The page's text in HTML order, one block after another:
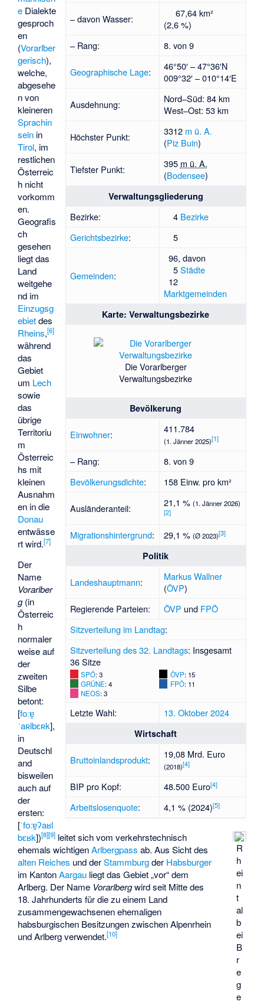
– davon Wasser:
67,64 km²
(2,6 %)
– Rang:
8. von 9
Geographische Lage:
46°50′ – 47°36′N
009°32′ – 010°14′E
Ausdehnung:
Nord–Süd: 84 km
West–Ost: 53 km
Höchster Punkt: 3312 m ü. A.
(Piz Buin)
Tiefster Punkt: 395 m ü. A.
(Bodensee)
Verwaltungsgliederung
Bezirke: 4 Bezirke
Gerichtsbezirke: 5
Gemeinden:
96, davon
5Städte
12
Marktgemeinden
Karte: Verwaltungsbezirke
Die Vorarlberger
Verwaltungsbezirke
Bevölkerung
Einwohner: 411.784
(1. Jänner 2025)[1]
– Rang:
8. von 9
Bevölkerungsdichte: 158 Einw. pro km²
Ausländeranteil: 21,1 % (1. Jänner 2026)
[2]
Migrationshintergrund: 29,1 % (Ø 2023)[3]
Politik
Landeshauptmann:
Markus Wallner
(ÖVP)
Regierende Parteien:
ÖVP und FPÖ
Sitzverteilung im Landtag:
Sitzverteilung des 32. Landtags: Insgesamt
36 Sitze
SPÖ: 3
GRÜNE: 4
NEOS: 3
ÖVP: 15
FPÖ: 11
Letzte Wahl: 13. Oktober 2024
Wirtschaft
Bruttoinlandsprodukt: 19,08 Mrd. Euro
(2018)[4]
BIP pro Kopf: 48.500 Euro[4]
Arbeitslosenquote: 4,1 % (2024)[5]
R
h
ei
n
t
al
b
ei
B
r
e
g
e
e Dialekte
gesproch
en
(Vorarlber
gerisch),
welche,
abgesehe
n von
kleineren
Sprachin
seln in
Tirol, im
restlichen
Österreic
h nicht
vorkomm
en.
Geografis
ch
gesehen
liegt das
Land
weitgehe
nd im
Einzugsg
ebietdes
Rheins,[6]
während
das
Gebiet
um Lech
sowie
das
übrige
Territoriu
m
Österreic
hs mit
kleinen
Ausnahm
en in die
Donau
entwässe
rt wird.[7]
Der
Name
Vorarlber
g(in
Österreic
h
normaler
weise auf
der
zweiten
Silbe
betont:
[foːɐ̯
ˈaʀlbɛʀk],
in
Deutschl
and
bisweilen
auch auf
der
ersten:
[ˈfoːɐ̯ʔaʁl
bɛʁk])[8][9] leitet sich vom verkehrstechnisch
ehemals wichtigenArlbergpass ab. Aus Sicht des
alten Reiches und derStammburgder Habsburger
im KantonAargau liegt das Gebiet „vor“ dem
Arlberg. Der Name Vorarlbergwird seit Mitte des
18. Jahrhunderts für die zu einem Land
zusammengewachsenen ehemaligen
habsburgischen Besitzungen zwischen Alpenrhein
und Arlberg verwendet.[10]